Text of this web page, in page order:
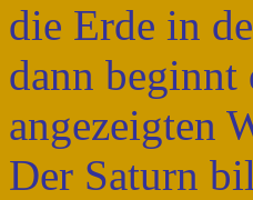
die Erde in
dann beginnt
angezeigten
Der Saturn